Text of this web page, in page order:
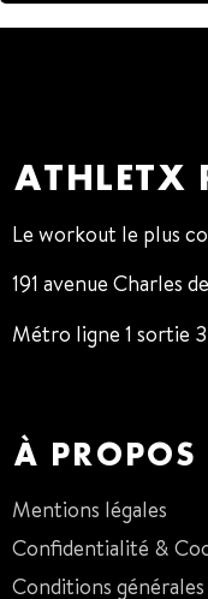
ATHLETX
Le workout le plus
191 avenue Charles
Métro ligne 1 sortie
À PROPOS
Mentions légales
Confidentialité &
Conditions